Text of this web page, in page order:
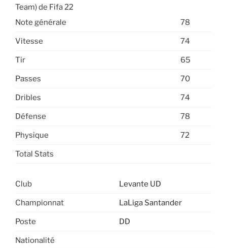
Team) de Fifa 22
Note générale
78
Vitesse 74
Tir 65
Passes 70
Dribles 74
Défense 78
Physique 72
Total Stats
Club Levante UD
Championnat LaLiga Santander
Poste DD
Nationalité